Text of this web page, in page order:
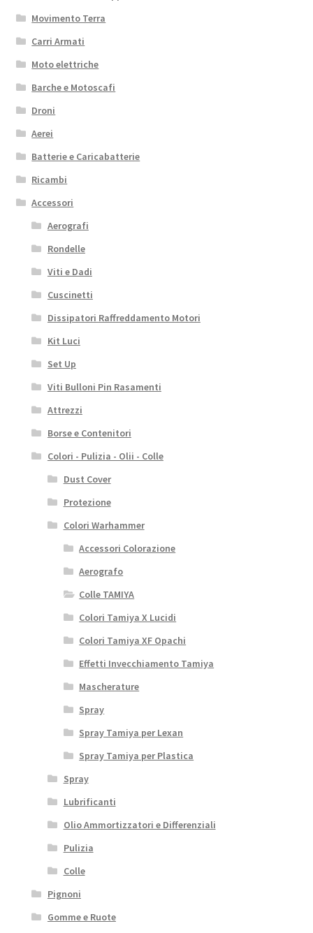
Movimento Terra
Carri Armati
Moto elettriche
Barche e Motoscafi
Droni
Aerei
Batterie e Caricabatterie
Ricambi
Accessori
Aerografi
Rondelle
Viti e Dadi
Cuscinetti
Dissipatori Raffreddamento Motori
Kit Luci
Set Up
Viti Bulloni Pin Rasamenti
Attrezzi
Borse e Contenitori
Colori - Pulizia - Olii - Colle
Dust Cover
Protezione
Colori Warhammer
Accessori Colorazione
Aerografo
Colle TAMIYA
Colori Tamiya X Lucidi
Colori Tamiya XF Opachi
Effetti Invecchiamento Tamiya
Mascherature
Spray
Spray Tamiya per Lexan
Spray Tamiya per Plastica
Spray
Lubrificanti
Olio Ammortizzatori e Differenziali
Pulizia
Colle
Pignoni
Gomme e Ruote